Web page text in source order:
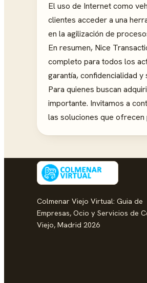
El uso de Internet como
clientes acceder a una
en la agilización de
En resumen, Nice
completo para todos los
garantía, confidencialidad
Para quienes buscan
importante. Invitamos a
las soluciones que
Colmenar Viejo Virtual: Guia de
Empresas, Ocio y Servicios de
Viejo, Madrid 2026